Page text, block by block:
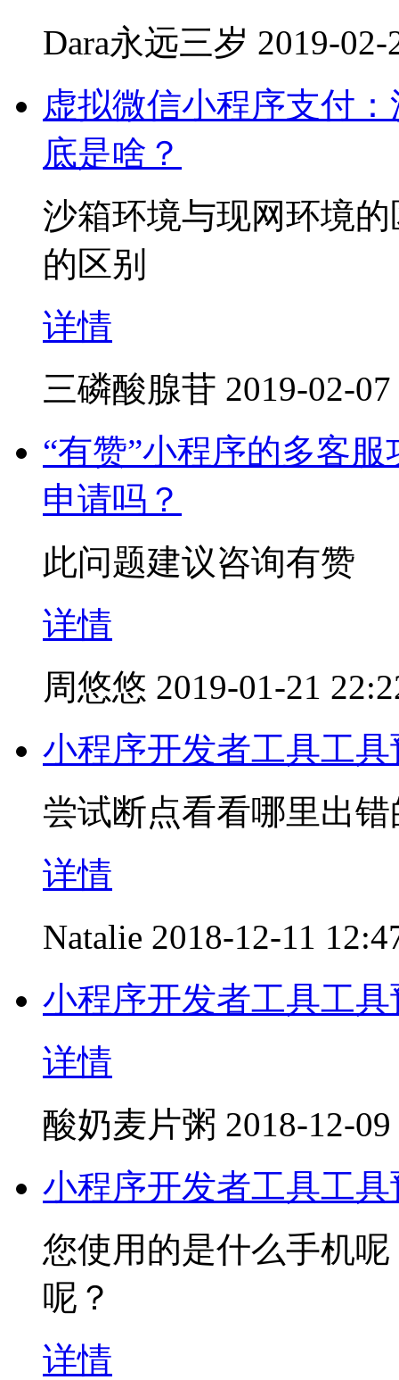
Dara永远三岁 2019-02-
虚拟微信小程序支付
底是啥？
沙箱环境与现网环境
的区别
详情
三磷酸腺苷 2019-02-
“有赞”小程序的多客
申请吗？
此问题建议咨询有赞
详情
周悠悠 2019-01-21
小程序开发者工具工
尝试断点看看哪里出
详情
Natalie 2018-12-11
小程序开发者工具工
详情
酸奶麦片粥 2018-12-
小程序开发者工具工
您使用的是什么手机
呢？
详情